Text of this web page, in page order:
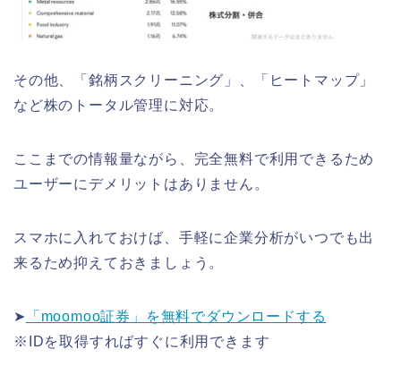
その他、「銘柄スクリーニング」、「ヒートマップ」
など株のトータル管理に対応。
ここまでの情報量ながら、完全無料で利用できるため
ユーザーにデメリットはありません。
スマホに入れておけば、手軽に企業分析がいつでも出
来るため抑えておきましょう。
➤
「moomoo証券」を無料でダウンロードする
※IDを取得すればすぐに利用できます